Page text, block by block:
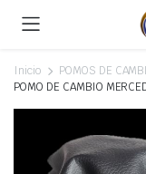
Inicio POMOS DE
POMO DE CAMBIO